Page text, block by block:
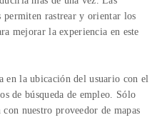
permiten rastrear y orientar los
mejorar la experiencia en este
en la ubicación del usuario con el
de búsqueda de empleo. Sólo
nuestro proveedor de mapas